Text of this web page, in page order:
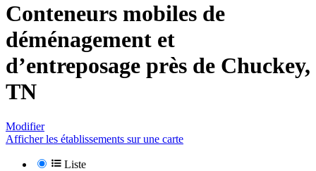
Conteneurs mobiles de
déménagement et
d’entreposage près de Chuckey,
TN
Modifier
Afficher les établissements sur une carte
Liste